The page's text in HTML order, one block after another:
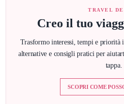
TRAVEL
Creo il tuo
Trasformo interessi, tempi e priorità
alternative e consigli pratici per
tappa.
SCOPRI COME